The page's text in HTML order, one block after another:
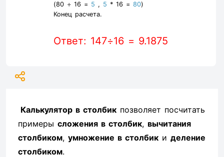
(80 ÷ 16 = 5 , 5 * 16 = 80)
Конец расчета.
Ответ: 147÷16 = 9.1875
Калькулятор в столбик позволяет посчитать
примеры сложения в столбик, вычитания
столбиком, умножение в столбик и деление
столбиком.